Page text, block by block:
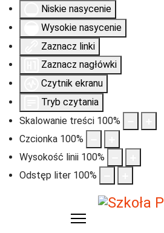
Niskie nasycenie
Wysokie nasycenie
Zaznacz linki
Zaznacz nagłówki
Czytnik ekranu
Tryb czytania
Skalowanie treści 100%
Czcionka 100%
Wysokość linii 100%
Odstęp liter 100%